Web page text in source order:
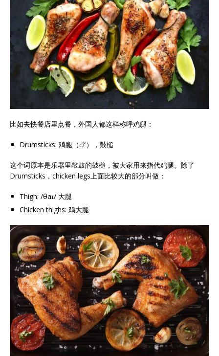
比如去快餐店里点餐，外国人都这样称呼鸡腿：
Drumsticks: 鸡腿（🍗），鼓槌
这个词原本是乐器里敲鼓的鼓槌，被大家用来指代鸡腿。除了
Drumsticks，chicken legs上面比较大的部分叫做：
Thigh: /θaɪ/ 大腿
Chicken thighs: 鸡大腿